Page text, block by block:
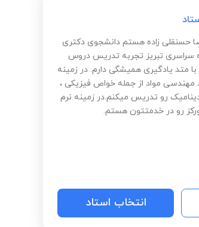
حسنقلی زاده هستم دانشجوی دکتری
سراسری تبریز تجربه تدریس دروس
متد یادگیری همیشگی دارم. در زمینه
مواد از جمله خواص فیزیکی ،
رو تدریس میکنم.در زمینه نرم
رو در خدمتتون هستم.
انتخاب استاد